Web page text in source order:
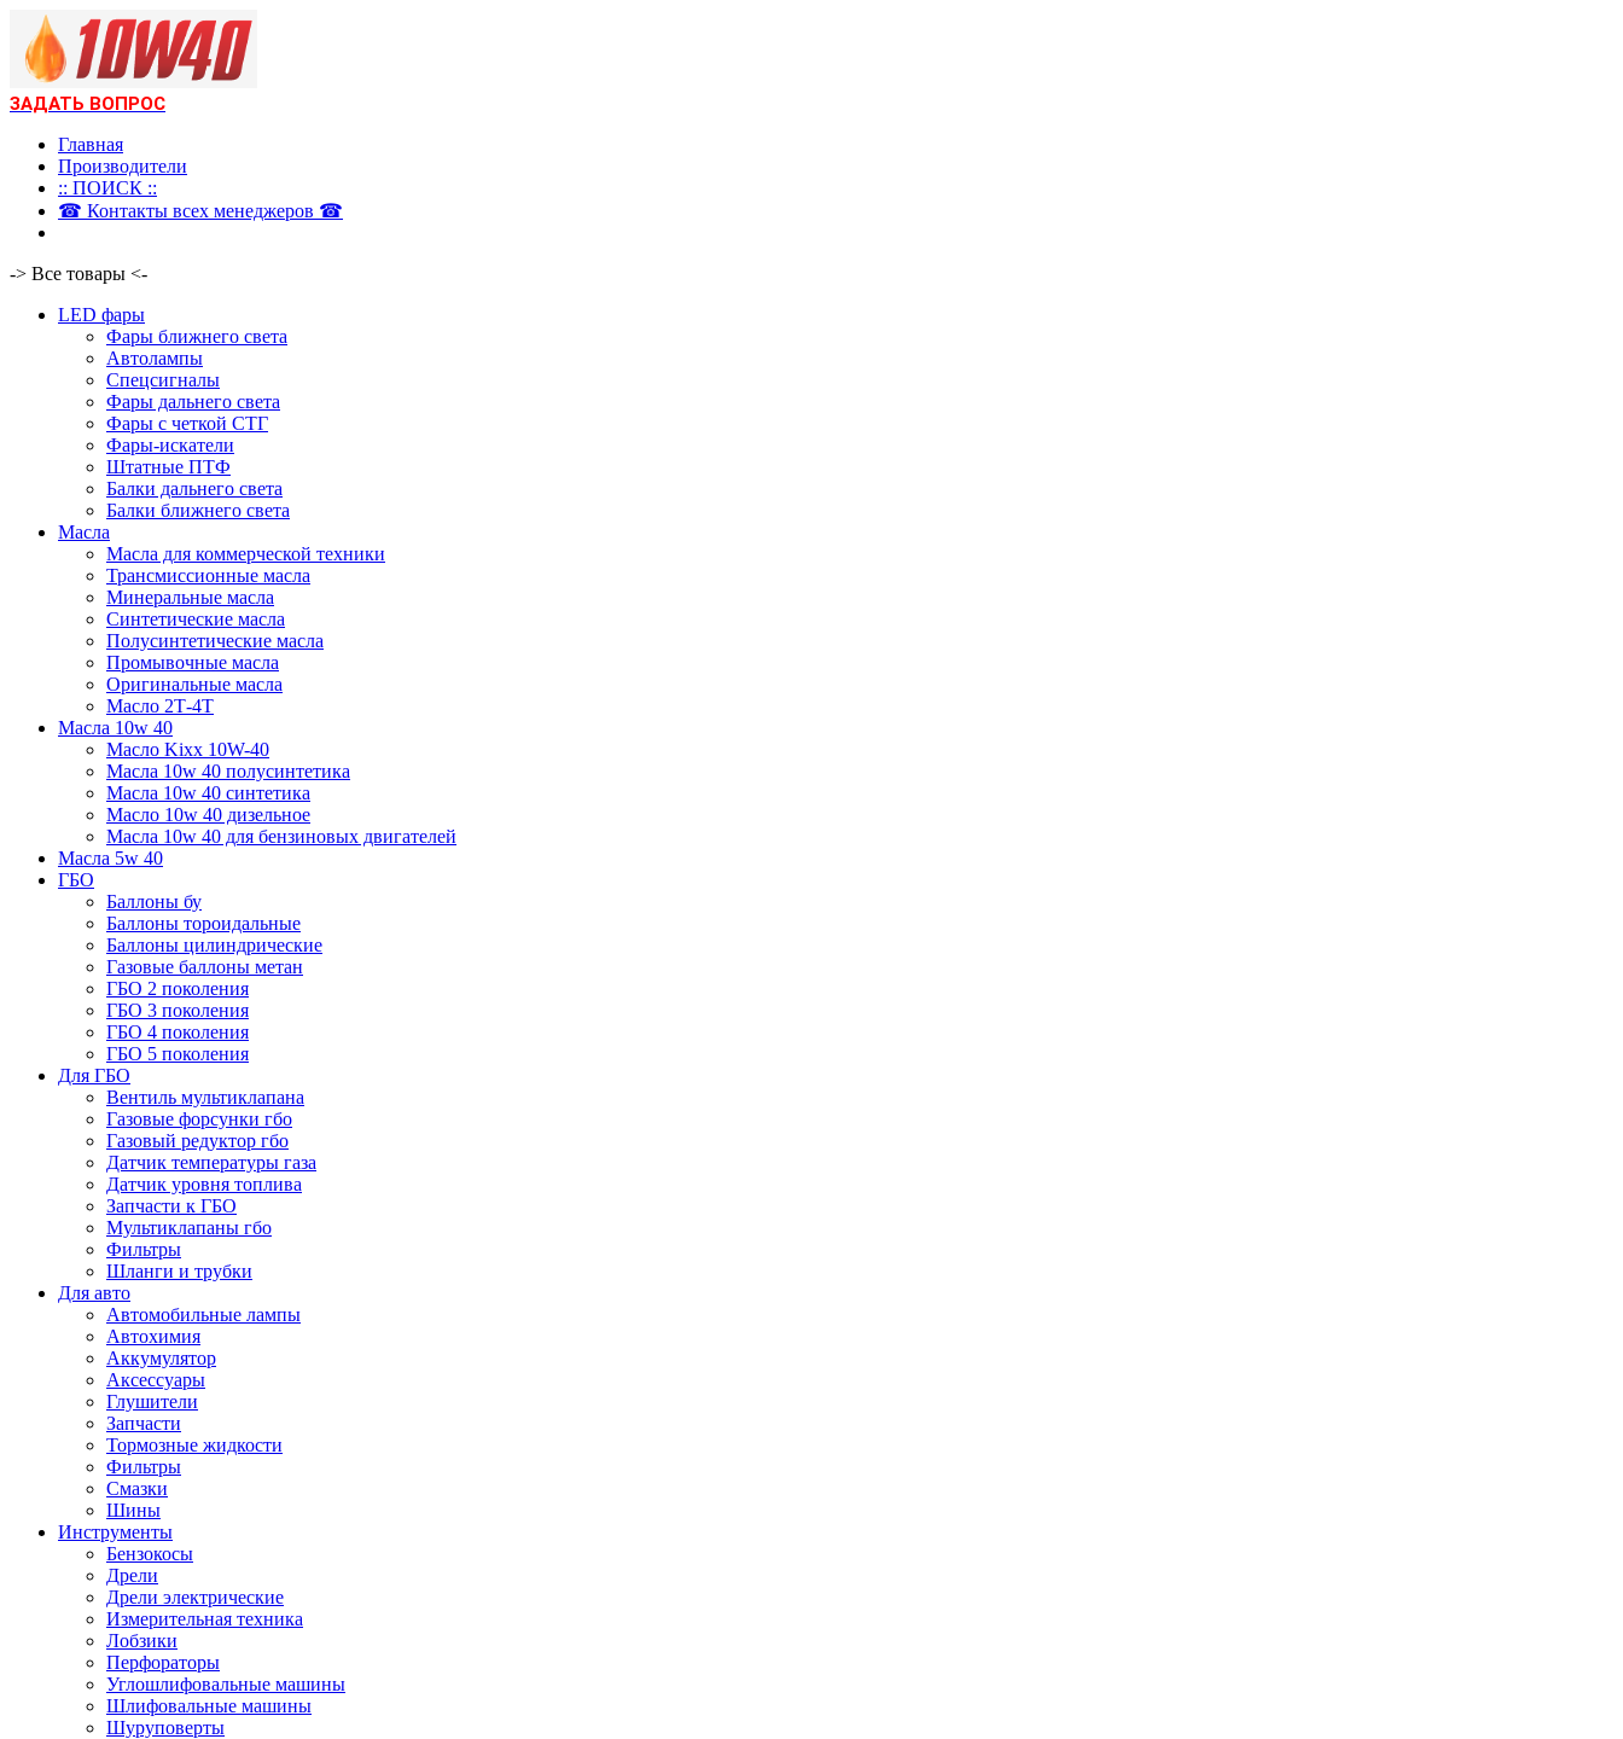
ЗАДАТЬ ВОПРОС
Главная
Производители
:: ПОИСК ::
☎ Контакты всех менеджеров ☎
-> Все товары <-
LED фары
Фары ближнего света
Автолампы
Спецсигналы
Фары дальнего света
Фары с четкой СТГ
Фары-искатели
Штатные ПТФ
Балки дальнего света
Балки ближнего света
Масла
Масла для коммерческой техники
Трансмиссионные масла
Минеральные масла
Синтетические масла
Полусинтетические масла
Промывочные масла
Оригинальные масла
Масло 2Т-4Т
Масла 10w 40
Mасло Kixx 10W-40
Масла 10w 40 полусинтетика
Масла 10w 40 синтетика
Масло 10w 40 дизельное
Масла 10w 40 для бензиновых двигателей
Масла 5w 40
ГБО
Баллоны бу
Баллоны тороидальные
Баллоны цилиндрические
Газовые баллоны метан
ГБО 2 поколения
ГБО 3 поколения
ГБО 4 поколения
ГБО 5 поколения
Для ГБО
Вентиль мультиклапана
Газовые форсунки гбо
Газовый редуктор гбо
Датчик температуры газа
Датчик уровня топлива
Запчасти к ГБО
Мультиклапаны гбо
Фильтры
Шланги и трубки
Для авто
Автомобильные лампы
Автохимия
Аккумулятор
Аксессуары
Глушители
Запчасти
Тормозные жидкости
Фильтры
Смазки
Шины
Инструменты
Бензокосы
Дрели
Дрели электрические
Измерительная техника
Лобзики
Перфораторы
Углошлифовальные машины
Шлифовальные машины
Шуруповерты